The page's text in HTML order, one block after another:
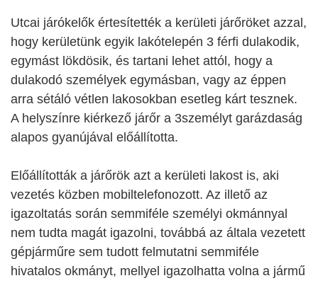
Utcai járókelők értesítették a kerületi járőröket azzal,
hogy kerületünk egyik lakótelepén 3 férfi dulakodik,
egymást lökdösik, és tartani lehet attól, hogy a
dulakodó személyek egymásban, vagy az éppen
arra sétáló vétlen lakosokban esetleg kárt tesznek.
A helyszínre kiérkező járőr a 3személyt garázdaság
alapos gyanújával előállította.
Előállították a járőrök azt a kerületi lakost is, aki
vezetés közben mobiltelefonozott. Az illető az
igazoltatás során semmiféle személyi okmánnyal
nem tudta magát igazolni, továbbá az általa vezetett
gépjárműre sem tudott felmutatni semmiféle
hivatalos okmányt, mellyel igazolhatta volna a jármű